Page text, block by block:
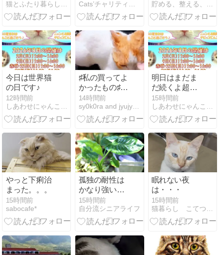
今日は世界猫
の日です♪
12時間前
♯私の買ってよ
かったもの♯わ
んこの牛乳♯朝
夕のお散歩♯毎
日飲む ♯心理
の子みてみて
14時間前
sy0k0ra and jyujyu and AI
明日はまだま
だ続くよ超チ
ビッコ祭！
15時間前
やっと下痢治
まった。。。
15時間前
sabocafe*
孤独の耐性は
かなり強い方
と園芸で心を
穏やかにする
15時間前
自分流シニアライフ
眠れない夜
は・・・
15時間前